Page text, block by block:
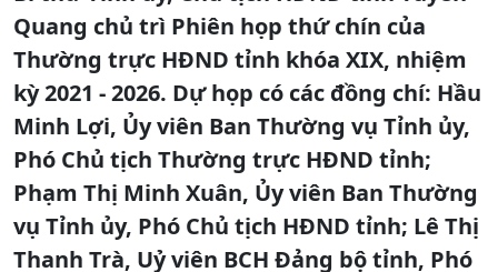
Quang chủ trì Phiên họp thứ chín của
Thường trực HĐND tỉnh khóa XIX, nhiệm
kỳ 2021 - 2026. Dự họp có các đồng chí: Hầu
Minh Lợi, Ủy viên Ban Thường vụ Tỉnh ủy,
Phó Chủ tịch Thường trực HĐND tỉnh;
Phạm Thị Minh Xuân, Ủy viên Ban Thường
vụ Tỉnh ủy, Phó Chủ tịch HĐND tỉnh; Lê Thị
Thanh Trà, Uỷ viên BCH Đảng bộ tỉnh, Phó